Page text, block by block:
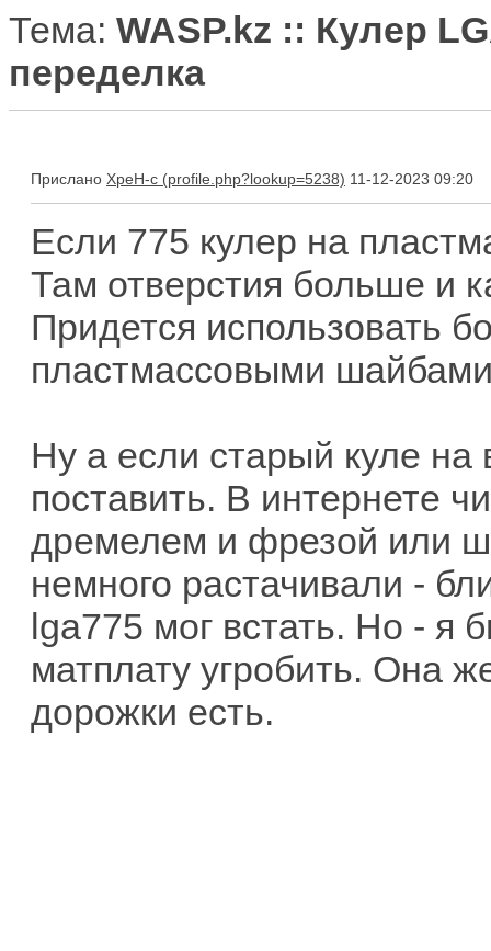
Тема: WASP.kz :: Кулер
переделка
Прислано XpeH-c 11-12-2023 09:20
Если 775 кулер на
Там отверстия больше и
Придется использовать
пластмассовыми
Ну а если старый куле на
поставить. В интернете
дремелем и фрезой или
немного растачивали -
lga775 мог встать. Но - я
матплату угробить. Она
дорожки есть.